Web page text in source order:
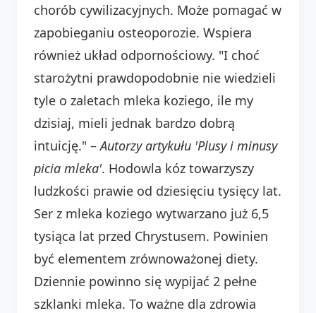
chorób cywilizacyjnych. Może pomagać w
zapobieganiu osteoporozie. Wspiera
również układ odpornościowy. "I choć
starożytni prawdopodobnie nie wiedzieli
tyle o zaletach mleka koziego, ile my
dzisiaj, mieli jednak bardzo dobrą
intuicję." –Autorzy artykułu 'Plusy i minusy
picia mleka'. Hodowla kóz towarzyszy
ludzkości prawie od dziesięciu tysięcy lat.
Ser z mleka koziego wytwarzano już 6,5
tysiąca lat przed Chrystusem. Powinien
być elementem zrównoważonej diety.
Dziennie powinno się wypijać 2 pełne
szklanki mleka. To ważne dla zdrowia